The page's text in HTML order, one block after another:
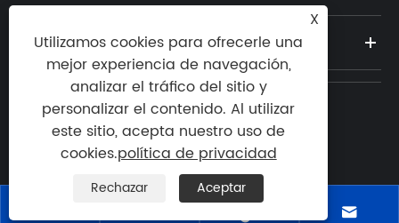
NOTICIAS
Teléfono:
+86-18105956815
Correo electrónico:
zoul@qzmachine.com

X
Utilizamos cookies para ofrecerle una
mejor experiencia de navegación,
analizar el tráfico del sitio y
personalizar el contenido. Al utilizar
este sitio, acepta nuestro uso de
cookies.política de privacidad
Rechazar Aceptar